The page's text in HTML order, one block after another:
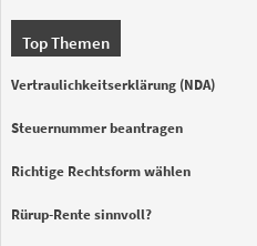
Top Themen
Vertraulichkeitserklärung (NDA)
Steuernummer beantragen
Richtige Rechtsform wählen
Rürup-Rente sinnvoll?